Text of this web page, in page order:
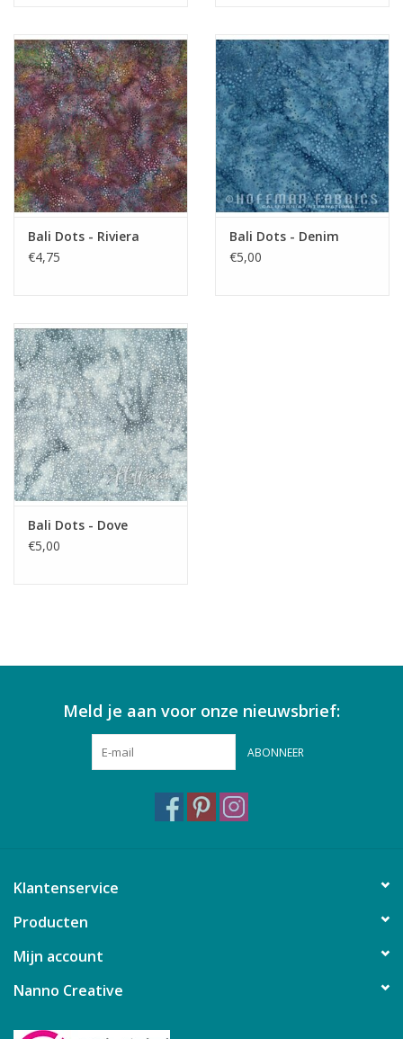
Bali Dots - Riviera
€4,75
Bali Dots - Denim
€5,00
Bali Dots - Dove
€5,00
Meld je aan voor onze nieuwsbrief:
ABONNEER
Klantenservice
Producten
Mijn account
Nanno Creative